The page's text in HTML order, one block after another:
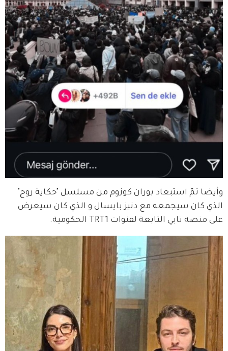
وأيضا تمّ استبعاد بوران كوزوم من مسلسل "حكاية روح"
الذي كان سيجمعه مع دنيز بايسال و الذي كان سيعرض
على منصة تابي التابعة لقنوات TRT1 الحكومية.